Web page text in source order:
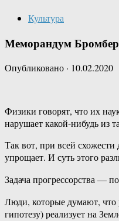
Культура
Меморандум
Опубликовано · 10.02.2020
Физики говорят, что их
нарушает какой-нибудь из
Так вот, при всей схожести
упрощает. И суть этого
Задача прогрессорства —
Люди, которые думают, что
гипотезу) реализует на